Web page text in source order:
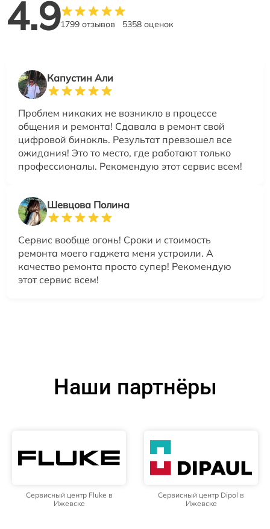
4.91799 отзывов 5358 оценок
Капустин Али
Проблем никаких не возникло в процессе
общения и ремонта! Сдавала в ремонт свой
цифровой бинокль. Результат превзошел все
ожидания! Это то место, где работают только
профессионалы. Рекомендую этот сервис всем!
Шевцова Полина
Сервис вообще огонь! Сроки и стоимость
ремонта моего гаджета меня устроили. А
качество ремонта просто супер! Рекомендую
этот сервис всем!
Наши партнёры
Сервисный центр Fluke в
Ижевске
Сервисный центр Dipol в
Ижевске